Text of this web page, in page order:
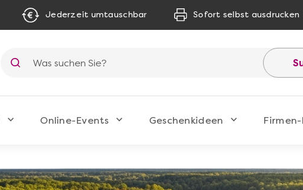
Jederzeit umtauschbar Sofort selbst ausdrucken
Online-Events Geschenkideen